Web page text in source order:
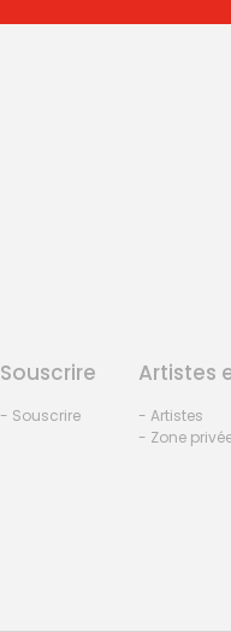
Souscrire
- Souscrire
Artistes
- Artistes
- Zone